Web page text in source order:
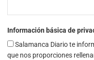
Información básica de
Salamanca Diario te
que nos proporciones